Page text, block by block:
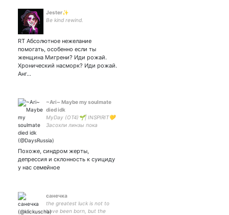
Jester✨
Be kind rewind.
RT Абсолютное нежелание
помогать, особенно если ты
женщина Мигрени? Иди рожай.
Хронический насморк? Иди рожай.
Анг…
~Ari~ Maybe my soulmate
died idk
MyDay (OT4)🌱| INSPIRIT💛
Засохли линзы пока
Сонгю (3 раза за сутки)...
365 дней в году
Похоже, синдром жерты,
депрессия и склонность к суициду
у нас семейное
санечка
the greatest luck is not to
have been born, but the